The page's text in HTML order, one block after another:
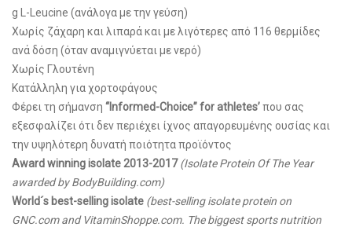
g L-Leucine (ανάλογα με την γεύση)
Χωρίς ζάχαρη και λιπαρά και με λιγότερες από 116 θερμίδες
ανά δόση (όταν αναμιγνύεται με νερό)
Χωρίς Γλουτένη
Κατάλληλη για χορτοφάγους
Φέρει τη σήμανση “Informed-Choice” for athletes’που σας
εξεσφαλίζει ότι δεν περιέχει ίχνος απαγορευμένης ουσίας και
την υψηλότερη δυνατή ποιότητα προϊόντος
Award winning isolate 2013-2017 (Isolate Protein Of The Year
awarded by BodyBuilding.com)
World´s best-selling isolate (best-selling isolate protein on
GNC.com and VitaminShoppe.com. The biggest sports nutrition